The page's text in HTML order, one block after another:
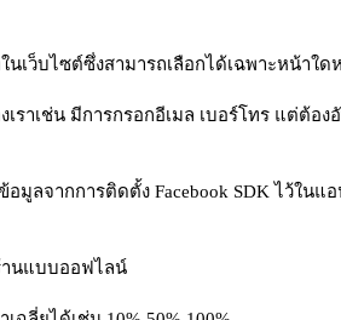
เว็บไซต์ซึ่งสามารถเลือกได้เฉพาะหน้าใ
าเช่น มีการกรอกอีเมล เบอร์โทร แต่ต้อง
มูลจากการติดตั้ง Facebook SDK ไว้ใน
านแบบออฟไลน์